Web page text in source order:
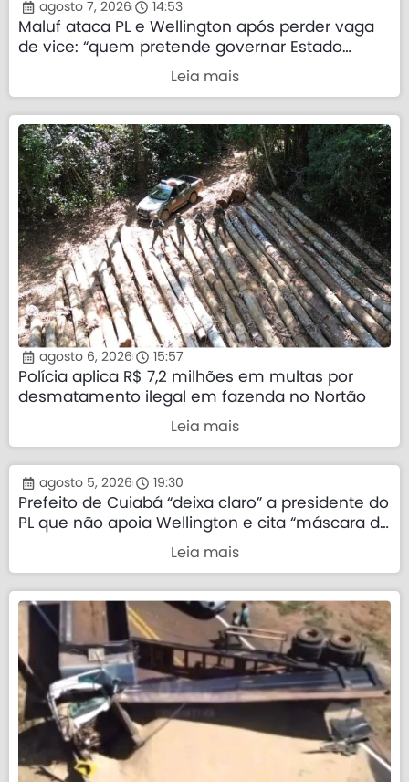
agosto 7, 2026 14:53
Maluf ataca PL e Wellington após perder vaga
de vice: “quem pretende governar Estado
precisa demonstrar que sua palavra tem valor”
Leia mais
agosto 6, 2026 15:57
Polícia aplica R$ 7,2 milhões em multas por
desmatamento ilegal em fazenda no Nortão
Leia mais
agosto 5, 2026 19:30
Prefeito de Cuiabá “deixa claro” a presidente do
PL que não apoia Wellington e cita “máscara da
Leia mais